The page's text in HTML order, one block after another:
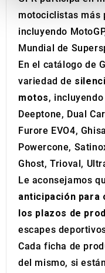
provide social media
We also share
our social media,
may combine it with
provided to them or
of their services.
motociclistas más
incluyendo
Mundial de
En el catálogo de
variedad de
motos,
Deeptone, Dual
Furore EVO4,
Powercone,
Ghost, Trioval,
Le aconsejamos
anticipación para
los plazos de
escapes
Cada ficha de
del mismo, si